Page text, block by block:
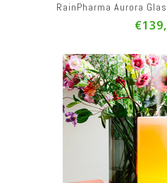
RainPharma Aurora